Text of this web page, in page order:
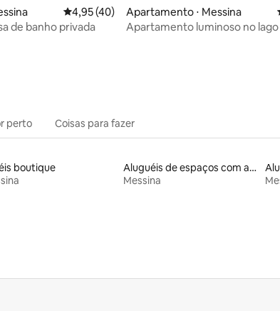
5, 93 avaliações4,95 de uma avaliação média de 5, 40
4,95 (40)
de banho privada
Apartamento ⋅ Messina
Apartamento luminoso no lago
perto Coisas para fazer
boutique
Aluguéis de espaços com acesso direto a pistas de esqui
Messina